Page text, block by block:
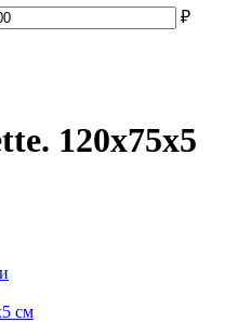
₽
120x75х5
см